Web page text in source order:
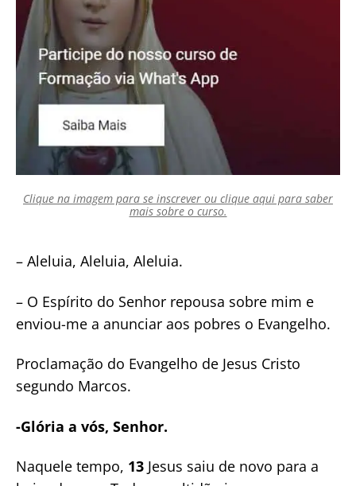
Clique na imagem para se inscrever ou clique aqui para saber
mais sobre o curso.
– Aleluia, Aleluia, Aleluia.
– O Espírito do Senhor repousa sobre mim e
enviou-me a anunciar aos pobres o Evangelho.
Proclamação do Evangelho de Jesus Cristo
segundo Marcos.
-Glória a vós, Senhor.
Naquele tempo, 13 Jesus saiu de novo para a